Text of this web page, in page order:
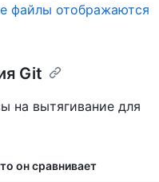
файлы отображаются
Git
на вытягивание для
он сравнивает